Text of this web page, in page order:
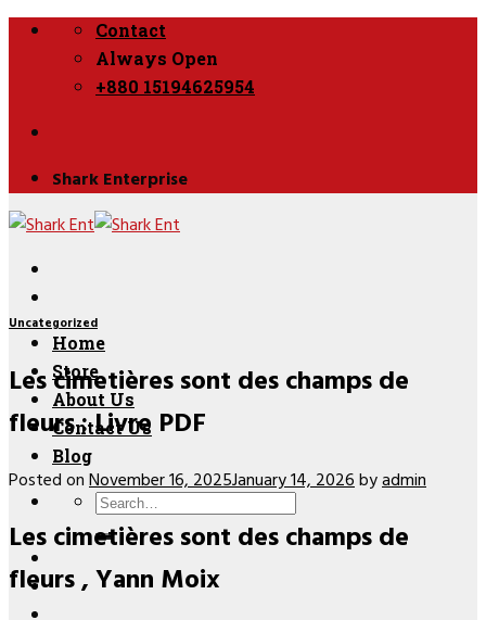
Skip
Contact
Always Open
+880 15194625954
Shark Enterprise
Home
Store
About Us
Contact Us
Blog
Search
for:
Uncategorized
Les cimetières sont des champs de
fleurs : Livre PDF
Posted onNovember 16, 2025January 14, 2026byadmin
Les cimetières sont des champs de
fleurs , Yann Moix